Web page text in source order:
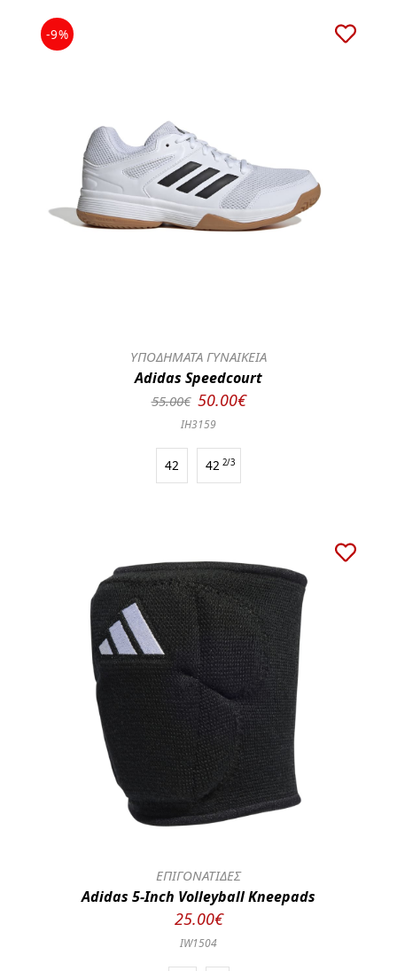
-9%
ΥΠΟΔΗΜΑΤΑ ΓΥΝΑΙΚΕΙΑ
Adidas Speedcourt
55.00€ 50.00€
IH3159
42 42 2/3
ΕΠΙΓΟΝΑΤΙΔΕΣ
Adidas 5-Inch Volleyball Kneepads
25.00€
IW1504